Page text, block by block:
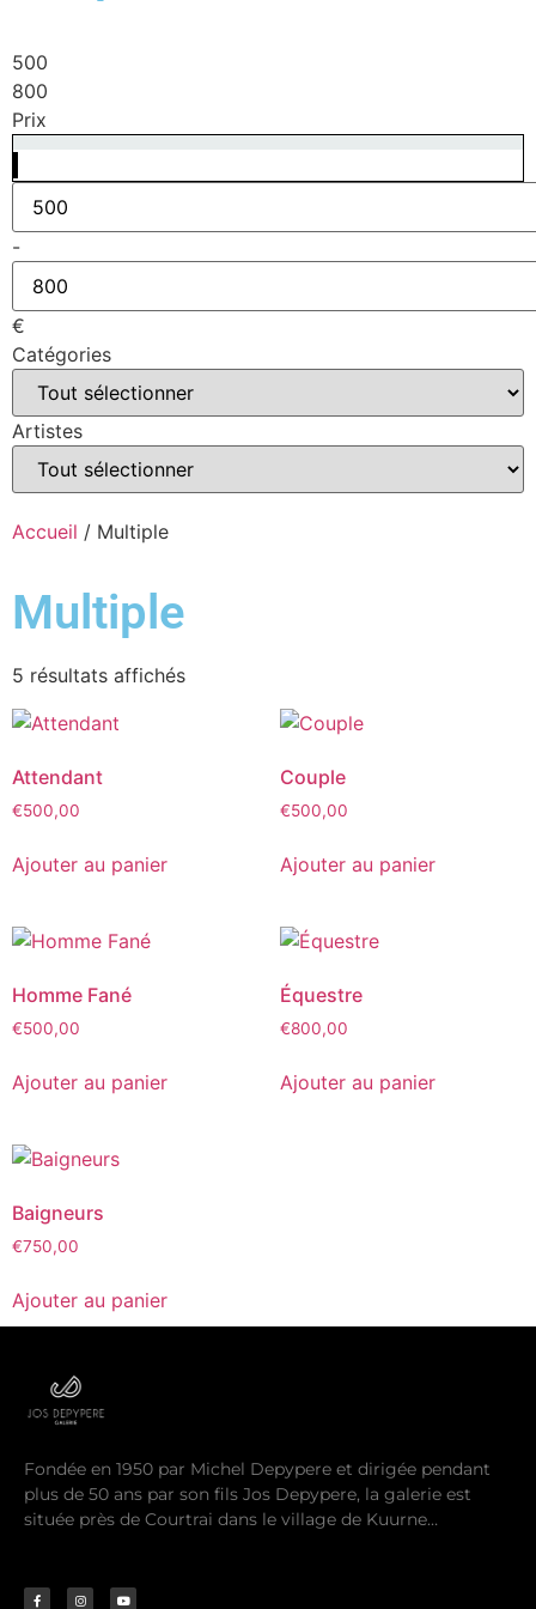
NL
500
800
Prix
-
€
Catégories
Artistes
Accueil / Multiple
Multiple
5 résultats affichés
Attendant
€500,00
Ajouter au panier
Couple
€500,00
Ajouter au panier
Homme Fané
€500,00
Ajouter au panier
Équestre
€800,00
Ajouter au panier
Baigneurs
€750,00
Ajouter au panier
Fondée en 1950 par Michel Depypere et dirigée pendant
plus de 50 ans par son fils Jos Depypere, la galerie est
située près de Courtrai dans le village de Kuurne…